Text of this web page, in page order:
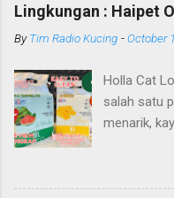
Lingkungan : Haipet
ByTim Radio Kucing -October
Holla Cat
salah satu
menarik,
Haipet
kucing